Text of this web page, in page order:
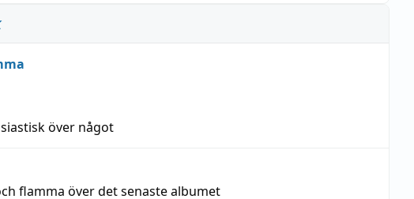
över något
flamma över det senaste albumet